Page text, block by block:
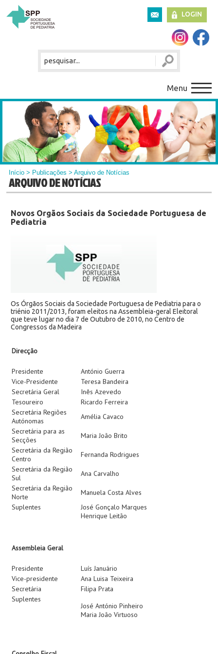
LOGIN
Menu
Início > Publicações > Arquivo de Notícias
ARQUIVO DE NOTÍCIAS
Novos Orgãos Sociais da Sociedade Portuguesa de
Pediatria
Os Órgãos Sociais da Sociedade Portuguesa de Pediatria para o
triénio 2011/2013, foram eleitos na Assembleia-geral Eleitoral
que teve lugar no dia 7 de Outubro de 2010, no Centro de
Congressos da Madeira
Direcção
Presidente
António Guerra
Vice-Presidente
Teresa Bandeira
Secretária Geral
Inês Azevedo
Tesoureiro
Ricardo Ferreira
Secretária Regiões
Autónomas
Amélia Cavaco
Secretária para as
Secções
Maria João Brito
Secretária da Região
Centro
Fernanda Rodrigues
Secretária da Região
Sul
Ana Carvalho
Secretária da Região
Norte
Manuela Costa Alves
Suplentes
José Gonçalo Marques
Henrique Leitão
Assembleia Geral
Presidente
Luís Januário
Vice-presidente
Ana Luisa Teixeira
Secretária
Filipa Prata
Suplentes
José António Pinheiro
Maria João Virtuoso